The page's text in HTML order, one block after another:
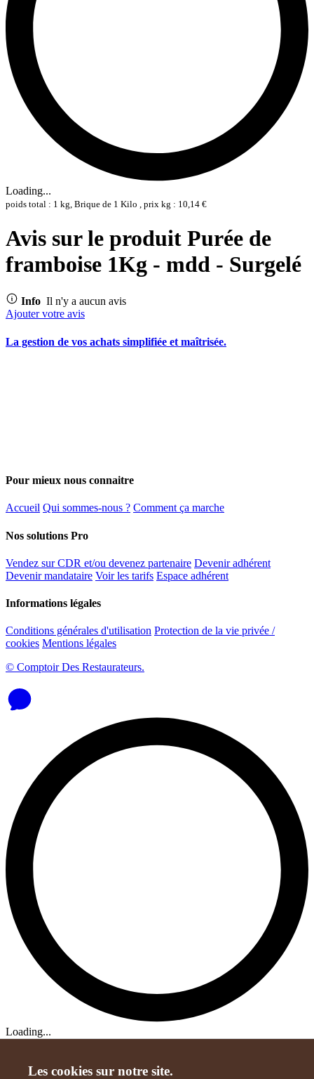
Les cookies sur notre site.
Loading...
poids total : 1 kg, Brique de 1 Kilo , prix kg : 10,14 €
Avis sur le produit Purée de
framboise 1Kg - mdd - Surgelé
Info Il n'y a aucun avis
Ajouter votre avis
La gestion de vos achats simplifiée et maîtrisée.
Pour mieux nous connaitre
Accueil Qui sommes-nous ? Comment ça marche
Nos solutions Pro
Vendez sur CDR et/ou devenez partenaire Devenir adhérent
Devenir mandataire Voir les tarifs Espace adhérent
Informations légales
Conditions générales d'utilisation Protection de la vie privée /
cookies Mentions légales
© Comptoir Des Restaurateurs.
Loading...